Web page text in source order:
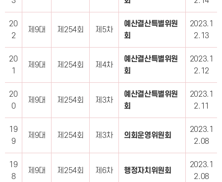
20
2
제9대 제254회 제5차
예산결산특별위원
회
2023.1
2.13
20
1
제9대 제254회 제4차
예산결산특별위원
회
2023.1
2.12
20
0
제9대 제254회 제3차
예산결산특별위원
회
2023.1
2.11
19
9
제9대 제254회 제3차 의회운영위원회
2023.1
2.08
19
8
제9대 제254회 제6차 행정자치위원회
2023.1
2.08